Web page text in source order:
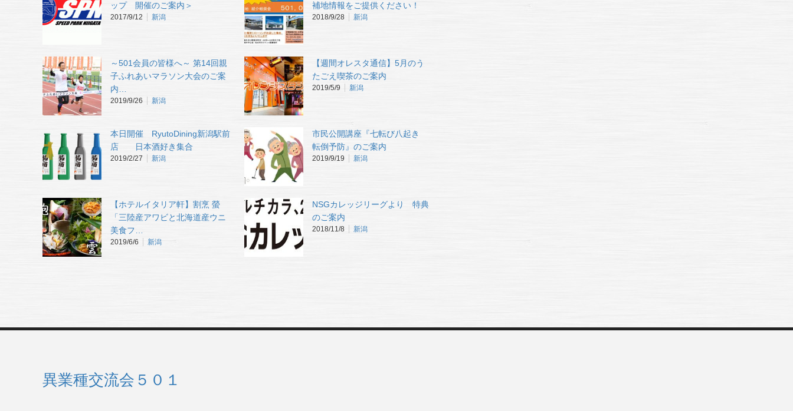
ップ 開催のご案内＞
2017/9/12 新潟
補地情報をご提供ください！
2018/9/28 新潟
～501会員の皆様へ～ 第14回親
子ふれあいマラソン大会のご案
内…
2019/9/26 新潟
【週間オレスタ通信】5月のう
たごえ喫茶のご案内
2019/5/9 新潟
本日開催 RyutoDining新潟駅前
店 日本酒好き集合
2019/2/27 新潟
市民公開講座『七転び八起き
転倒予防』のご案内
2019/9/19 新潟
【ホテルイタリア軒】割烹 螢
「三陸産アワビと北海道産ウニ
美食フ…
2019/6/6 新潟
NSGカレッジリーグより 特典
のご案内
2018/11/8 新潟
異業種交流会５０１